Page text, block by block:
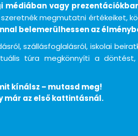
médiában vagy
szeretnék megmutatni értékeiket,
belemerülhessen az
szállásfoglalásról, iskolai
túra megkönnyíti a
kínálsz – mutasd meg!
már az első kattintásnál.